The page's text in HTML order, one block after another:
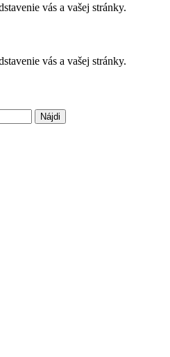
vás a vašej stránky.
vás a vašej stránky.